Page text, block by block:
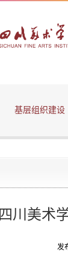
基层组织建设
四川美术
发